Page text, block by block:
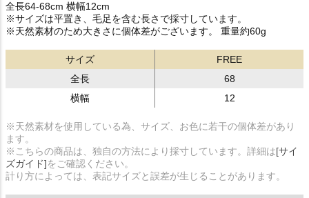
全長64-68cm 横幅12cm
※サイズは平置き、毛足を含む長さで採寸しています。
※天然素材のため大きさに個体差がございます。 重量約60g
サイズ
FREE
全長
68
横幅
12
※天然素材を使用している為、サイズ、お色に若干の個体差があり
ます。
※こちらの商品は、独自の方法により採寸しています。詳細は[サイ
ズガイド]をご確認ください。
計り方によっては、表記サイズと誤差が生じることがあります。